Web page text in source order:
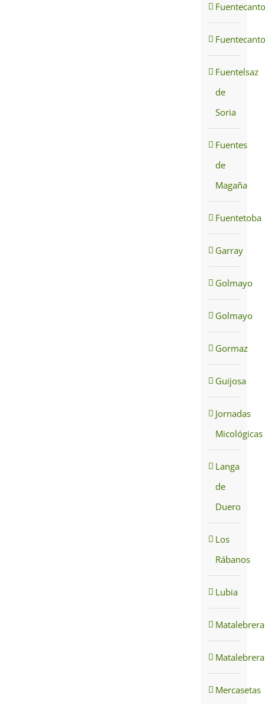
Fuentelsaz
de
Soria
Fuentes
de
Magaña
Fuentetoba
Garray
Golmayo
Golmayo
Gormaz
Guijosa
Jornadas
Micológicas
Langa
de
Duero
Los
Rábanos
Lubia
Mercasetas